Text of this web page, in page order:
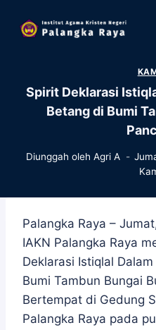
Spirit Deklarasi
Betang di Bumi
Diunggah oleh Agri A
Palangka Raya –
IAKN Palangka Raya
Deklarasi Istiqlal
Bumi Tambun Bungai
Bertempat di Gedung
Palangka Raya pada